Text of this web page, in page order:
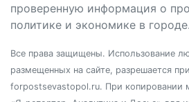
проверенную информация о
политике и экономике в городе.
Все права защищены. Использование
размещенных на сайте, разрешается
forpostsevastopol.ru. При копировании